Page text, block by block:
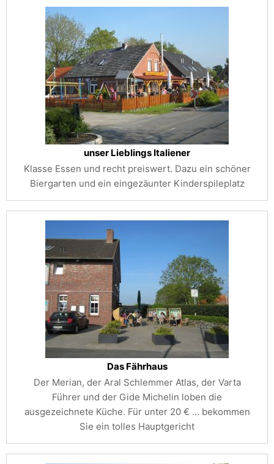
unser Lieblings Italiener
Klasse Essen und recht preiswert. Dazu ein schöner
Biergarten und ein eingezäunter Kinderspileplatz
Das Fährhaus
Der Merian, der Aral Schlemmer Atlas, der Varta
Führer und der Gide Michelin loben die
ausgezeichnete Küche. Für unter 20 € … bekommen
Sie ein tolles Hauptgericht